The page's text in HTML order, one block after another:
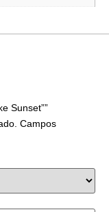
Sunset””
Campos